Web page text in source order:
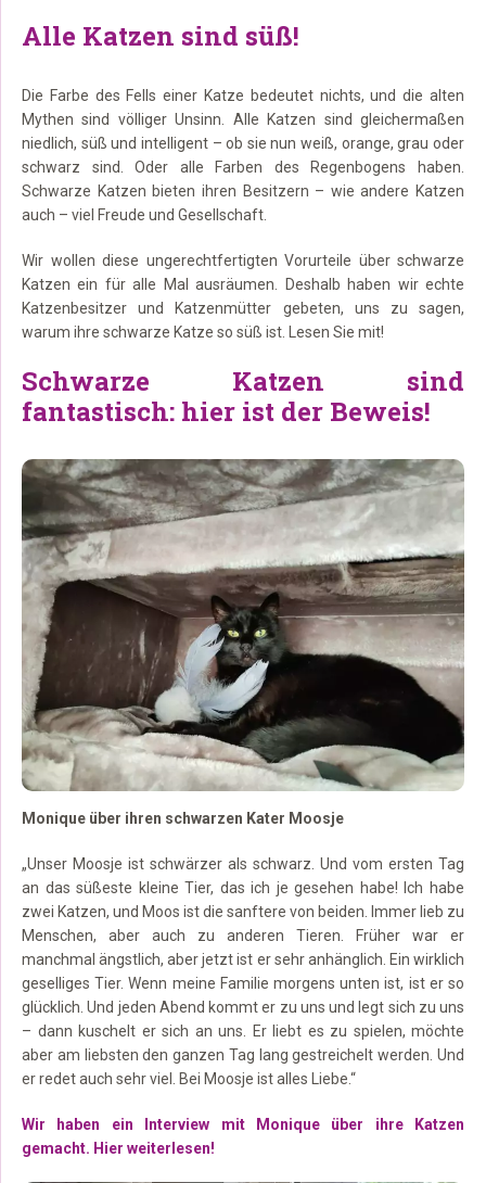
Alle Katzen sind süß!
Die Farbe des Fells einer Katze bedeutet nichts, und die alten
Mythen sind völliger Unsinn. Alle Katzen sind gleichermaßen
niedlich, süß und intelligent – ob sie nun weiß, orange, grau oder
schwarz sind. Oder alle Farben des Regenbogens haben.
Schwarze Katzen bieten ihren Besitzern – wie andere Katzen
auch – viel Freude und Gesellschaft.
Wir wollen diese ungerechtfertigten Vorurteile über schwarze
Katzen ein für alle Mal ausräumen. Deshalb haben wir echte
Katzenbesitzer und Katzenmütter gebeten, uns zu sagen,
warum ihre schwarze Katze so süß ist. Lesen Sie mit!
Schwarze Katzen sind
fantastisch: hier ist der Beweis!
Monique über ihren schwarzen Kater Moosje
„Unser Moosje ist schwärzer als schwarz. Und vom ersten Tag
an das süßeste kleine Tier, das ich je gesehen habe! Ich habe
zwei Katzen, und Moos ist die sanftere von beiden. Immer lieb zu
Menschen, aber auch zu anderen Tieren. Früher war er
manchmal ängstlich, aber jetzt ist er sehr anhänglich. Ein wirklich
geselliges Tier. Wenn meine Familie morgens unten ist, ist er so
glücklich. Und jeden Abend kommt er zu uns und legt sich zu uns
– dann kuschelt er sich an uns. Er liebt es zu spielen, möchte
aber am liebsten den ganzen Tag lang gestreichelt werden. Und
er redet auch sehr viel. Bei Moosje ist alles Liebe.“
Wir haben ein Interview mit Monique über ihre Katzen
gemacht. Hier weiterlesen!